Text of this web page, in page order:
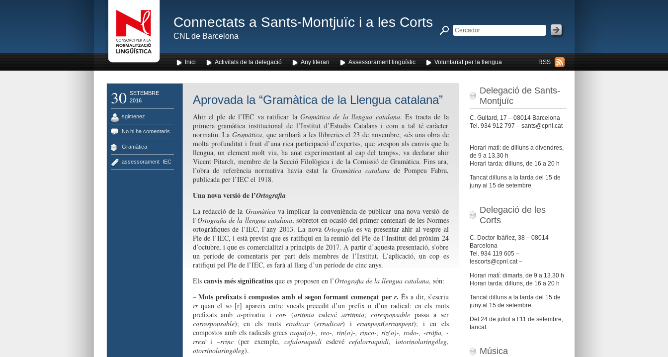
Connectats a Sants-Montjuïc i a les Corts
CNL de Barcelona
RSS
Inici Activitats de la delegació Any literari Assessorament lingüístic Voluntariat per la llengua
30 SETEMBRE
2016
sgimenez
No hi ha comentaris
Gramàtica
assessorament, IEC
Aprovada la “Gramàtica de la Llengua catalana”
Ahir el ple de l’IEC va ratificar laGramàtica de la llengua catalana. Es tracta de la
primera gramàtica institucional de l’Institut d’Estudis Catalans i com a tal té caràcter
normatiu. LaGramàtica, que arribarà a les llibreries el 23 de novembre, «és una obra de
molta profunditat i fruit d’una rica participació d’experts», que «respon als canvis que la
llengua, un element molt viu, ha anat experimentant al cap del temps», va declarar ahir
Vicent Pitarch, membre de la Secció Filològica i de la Comissió de Gramàtica. Fins ara,
l’obra de referència normativa havia estat la Gramàtica catalanade Pompeu Fabra,
publicada per l’IEC el 1918.
Una nova versió de l’Ortografia
La redacció de la Gramàtica va implicar la conveniència de publicar una nova versió de
l’Ortografia de la llengua catalana, sobretot en ocasió del primer centenari de les Normes
ortogràfiques de l’IEC, l’any 2013. La nova Ortografia es va presentar ahir al vespre al
Ple de l’IEC, i està previst que es ratifiqui en la reunió del Ple de l’Institut del pròxim 24
d’octubre, i que es comercialitzi a principis de 2017. A partir d’aquesta presentació, s’obre
un període de comentaris per part dels membres de l’Institut. L’aplicació, un cop es
ratifiqui pel Ple de l’IEC, es farà al llarg d’un període de cinc anys.
Els canvis més significatius que es proposen en l’Ortografia de la llengua catalana, són:
–Mots prefixats i compostos amb el segon formant començat perr. És a dir, s’escriu
rrquan el so [r] apareix entre vocals precedit d’un prefix o d’un radical: en els mots
prefixats amba-privatiu icor-(arítmia esdevé arrítmia; coresponsable passa a ser
corresponsable); en els motseradicar(erradicar) i erumpent(errumpent); i en els
compostos amb els radicals grecsraqui(o)-, reo-, rin(o)-, rinco-, riz(o)-, rodo-, -rràfia, -
rrexii –rrinc(per exemple, cefaloraquidi esdevécefalorraquidi, iotorinolaringòleg,
otorrinolaringòleg).
Delegació de Sants-
Montjuïc
C. Guitard, 17 – 08014 Barcelona
Tel. 934 912 797 – sants@cpnl.cat
–
Horari matí: de dilluns a divendres,
de 9 a 13.30 h
Horari tarda: dilluns, de 16 a 20 h
Tancat dilluns a la tarda del 15 de
juny al 15 de setembre
Delegació de les
Corts
C. Doctor Ibáñez, 38 – 08014
Barcelona
Tel. 934 119 605 –
lescorts@cpnl.cat –
Horari matí: dimarts, de 9 a 13.30 h
Horari tarda: dilluns, de 16 a 20 h
Tancat dilluns a la tarda del 15 de
juny al 15 de setembre
Del 24 de juliol a l’11 de setembre,
tancat.
Música